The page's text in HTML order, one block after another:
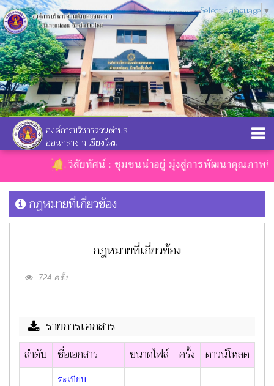
Select Language ▼
องค์การบริหารส่วนตำบล
ออนกลาง จ.เชียงใหม่
วิสัยทัศน์ : ชุมชนน่าอยู่ มุ่งสู่การพัฒนาคุณภาพชีวิต
กฎหมายที่เกี่ยวข้อง
กฎหมายที่เกี่ยวข้อง
724 ครั้ง
รายการเอกสาร
ลำดับ ชื่อเอกสาร ขนาดไฟล์ ครั้ง ดาวน์โหลด
ระเบียบ